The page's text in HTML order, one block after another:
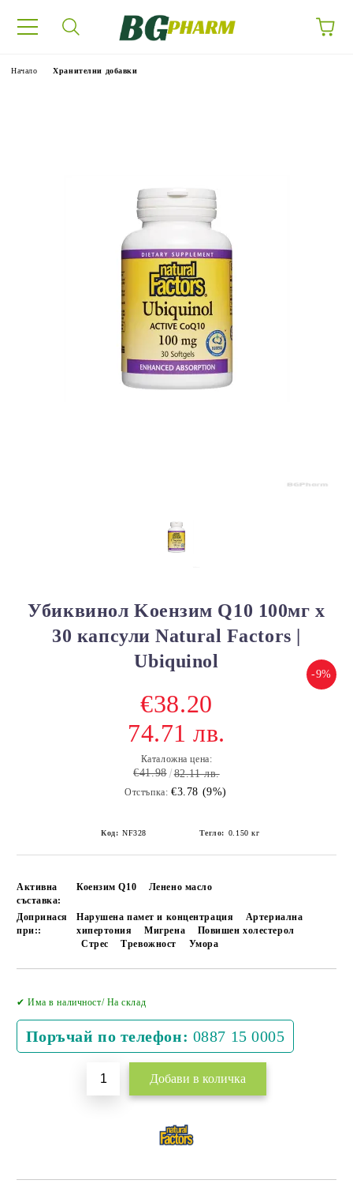
Начало Хранителни добавки
Убиквинол Kоензим Q10 100мг х
30 капсули Natural Factors |
Ubiquinol
-9%
€38.20
74.71 лв.
Каталожна цена:
€41.98 82.11 лв.
Отстъпка: €3.78 (9%)
Код: NF328 Тегло: 0.150 кг
Активна
съставка:
Коензим Q10 Ленено масло
Допринася
при::
Нарушена памет и концентрация
Артериална
хипертония
Мигрена
Повишен холестерол
Стрес
Тревожност Умора
✔ Има в наличност/ На склад
Поръчай по телефон: 0887 15 0005